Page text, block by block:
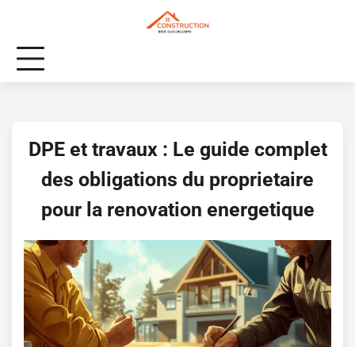
content
DPE et travaux : Le guide complet
des obligations du proprietaire
pour la renovation energetique